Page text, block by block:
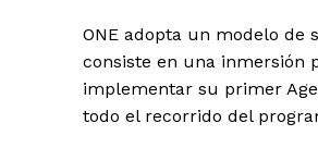
ONE adopta un modelo de
consiste en una inmersión
implementar su primer
todo el recorrido del